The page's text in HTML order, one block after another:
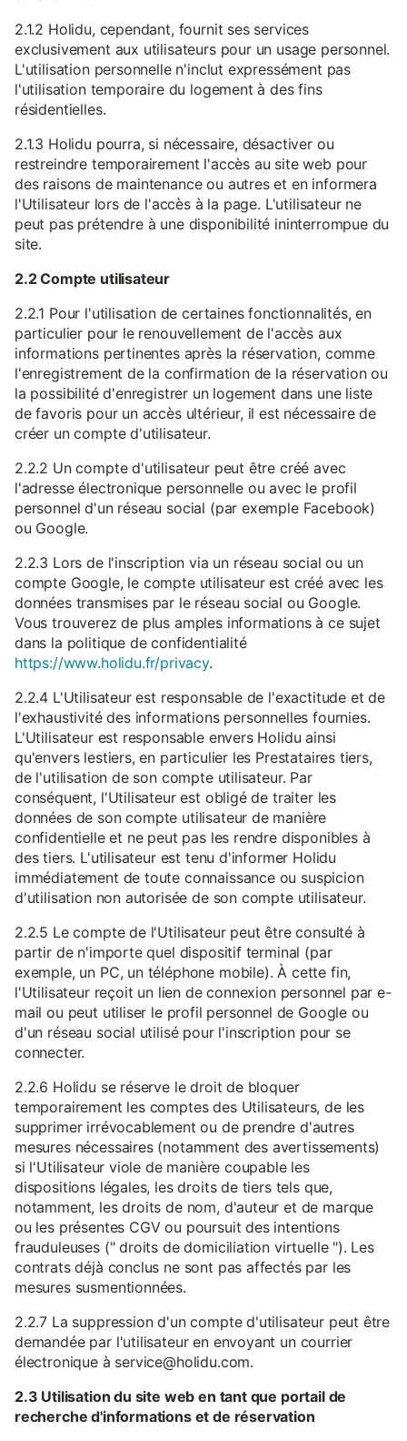
2.1.2 Holidu, cependant, fournit ses services
exclusivement aux utilisateurs pour un usage personnel.
L'utilisation personnelle n'inclut expressément pas
l'utilisation temporaire du logement à des fins
résidentielles.
2.1.3 Holidu pourra, si nécessaire, désactiver ou
restreindre temporairement l'accès au site web pour
des raisons de maintenance ou autres et en informera
l'Utilisateur lors de l'accès à la page. L'utilisateur ne
peut pas prétendre à une disponibilité ininterrompue du
site.
2.2 Compte utilisateur
2.2.1 Pour l'utilisation de certaines fonctionnalités, en
particulier pour le renouvellement de l'accès aux
informations pertinentes après la réservation, comme
l'enregistrement de la confirmation de la réservation ou
la possibilité d'enregistrer un logement dans une liste
de favoris pour un accès ultérieur, il est nécessaire de
créer un compte d'utilisateur.
2.2.2 Un compte d'utilisateur peut être créé avec
l'adresse électronique personnelle ou avec le profil
personnel d'un réseau social (par exemple Facebook)
ou Google.
2.2.3 Lors de l'inscription via un réseau social ou un
compte Google, le compte utilisateur est créé avec les
données transmises par le réseau social ou Google.
Vous trouverez de plus amples informations à ce sujet
dans la politique de confidentialité
https://www.holidu.fr/privacy.
2.2.4 L'Utilisateur est responsable de l'exactitude et de
l'exhaustivité des informations personnelles fournies.
L'Utilisateur est responsable envers Holidu ainsi
qu'envers lestiers, en particulier les Prestataires tiers,
de l'utilisation de son compte utilisateur. Par
conséquent, l'Utilisateur est obligé de traiter les
données de son compte utilisateur de manière
confidentielle et ne peut pas les rendre disponibles à
des tiers. L'utilisateur est tenu d'informer Holidu
immédiatement de toute connaissance ou suspicion
d'utilisation non autorisée de son compte utilisateur.
2.2.5 Le compte de l'Utilisateur peut être consulté à
partir de n'importe quel dispositif terminal (par
exemple, un PC, un téléphone mobile). À cette fin,
l'Utilisateur reçoit un lien de connexion personnel par e-
mail ou peut utiliser le profil personnel de Google ou
d'un réseau social utilisé pour l'inscription pour se
connecter.
2.2.6 Holidu se réserve le droit de bloquer
temporairement les comptes des Utilisateurs, de les
supprimer irrévocablement ou de prendre d'autres
mesures nécessaires (notamment des avertissements)
si l'Utilisateur viole de manière coupable les
dispositions légales, les droits de tiers tels que,
notamment, les droits de nom, d'auteur et de marque
ou les présentes CGV ou poursuit des intentions
frauduleuses (" droits de domiciliation virtuelle "). Les
contrats déjà conclus ne sont pas affectés par les
mesures susmentionnées.
2.2.7 La suppression d'un compte d'utilisateur peut être
demandée par l'utilisateur en envoyant un courrier
électronique à service@holidu.com.
2.3 Utilisation du site web en tant que portail de
recherche d'informations et de réservation